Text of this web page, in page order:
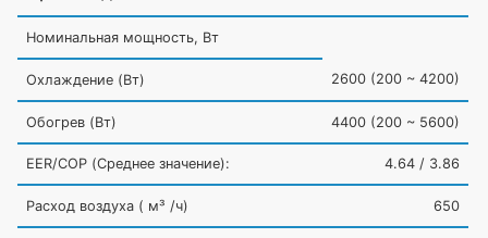
Номинальная мощность, Вт
Охлаждение (Вт) 2600 (200 ~ 4200)
Обогрев (Вт) 4400 (200 ~ 5600)
EER/COP (Среднее значение): 4.64 / 3.86
Расход воздуха ( м³ /ч) 650